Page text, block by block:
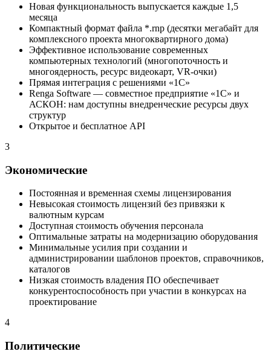
Новая функциональность выпускается каждые 1,5
месяца
Компактный формат файла *.rnp (десятки мегабайт для
комплексного проекта многоквартирного дома)
Эффективное использование современных
компьютерных технологий (многопоточность и
многоядерность, ресурс видеокарт, VR-очки)
Прямая интеграция с решениями «1С»
Renga Software — совместное предприятие «1С» и
АСКОН: нам доступны внедренческие ресурсы двух
структур
Открытое и бесплатное API
3
Экономические
Постоянная и временная схемы лицензирования
Невысокая стоимость лицензий без привязки к
валютным курсам
Доступная стоимость обучения персонала
Оптимальные затраты на модернизацию оборудования
Минимальные усилия при создании и
администрировании шаблонов проектов, справочников,
каталогов
Низкая стоимость владения ПО обеспечивает
конкурентоспособность при участии в конкурсах на
проектирование
4
Политические